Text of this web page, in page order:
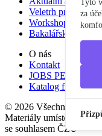
Veletrh
Workshop studium
Bakalářská praxe
O nás
Kontakt
JOBS PEF
Katalog firem
© 2026 Všechna práva
Materiály umístěné na
se souhlasem ČZU
Tyto
za